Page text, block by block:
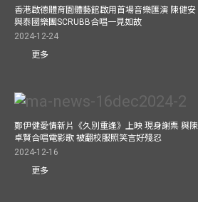
香港啟德體育園體藝館啟用首場音樂匯演 陳健安
與泰國樂團SCRUBB合唱一見如故
2024-12-24
更多
鄭伊健愛情新片《久別重逢》上映 現身謝票 與陳
卓賢合唱電影歌 被翻校服照笑言好殘忍
2024-12-16
更多